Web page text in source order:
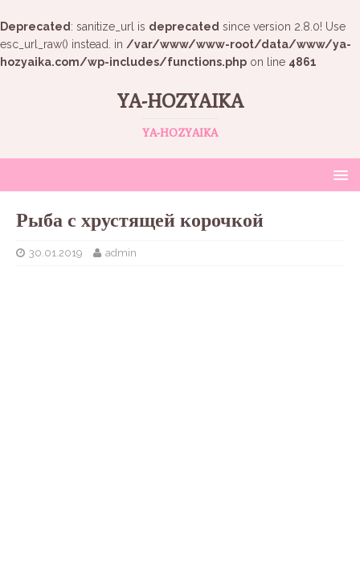
Deprecated : sanitize_url is deprecated since version 2.8.0! Use
esc_url_raw() instead. in /var/www/www-root/data/www/ya-
hozyaika.com/wp-includes/functions.php on line 4861
YA-HOZYAIKA
YA-HOZYAIKA
Рыба с хрустящей корочкой
30.01.2019 admin